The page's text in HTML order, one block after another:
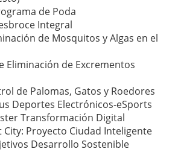
de Poda
Integral
de Mosquitos y Algas en el
Eliminación de Excrementos
de Palomas, Gatos y Roedores
Deportes Electrónicos-eSports
Transformación Digital
Proyecto Ciudad Inteligente
Desarrollo Sostenible